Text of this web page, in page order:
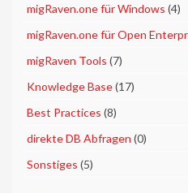
migRaven.one für Windows (4)
migRaven.one für Open
migRaven Tools (7)
Knowledge Base(17)
Best Practices (8)
direkte DB Abfragen (0)
Sonstiges (5)